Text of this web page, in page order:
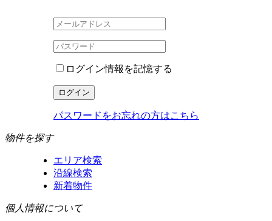
ログイン情報を記憶する
パスワードをお忘れの方はこちら
物件を探す
エリア検索
沿線検索
新着物件
個人情報について